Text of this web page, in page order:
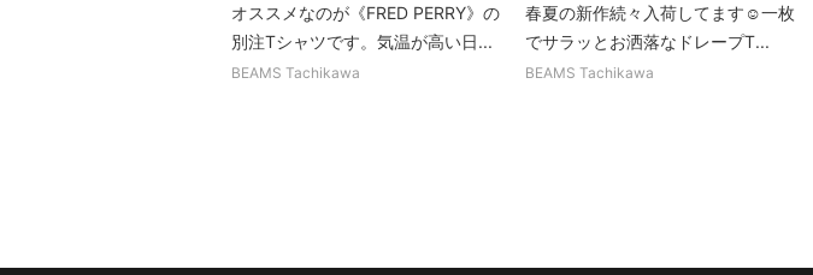
オススメなのが《FRED PERRY》の
別注Tシャツです。気温が高い日...
BEAMS Tachikawa
春夏の新作続々入荷してます☺︎一枚
でサラッとお洒落なドレープT...
BEAMS Tachikawa